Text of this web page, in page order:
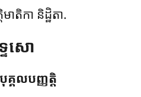
ាតិកា និដ្ឋិតា.
េសោ
គលបញ្ញត្តិ